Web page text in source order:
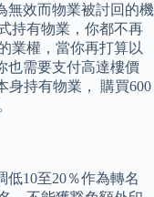
無效而物業被討回的機
持有物業，你都不再
業權，當你再打算以
也需要支付高達樓價
身持有物業， 購買600
10至20％作為轉名